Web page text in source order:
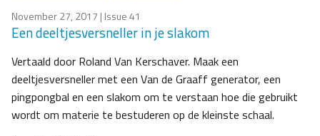
November 27, 2017 | Issue 41
Een deeltjesversneller in je slakom
Vertaald door Roland Van Kerschaver. Maak een
deeltjesversneller met een Van de Graaff generator, een
pingpongbal en een slakom om te verstaan hoe die gebruikt
wordt om materie te bestuderen op de kleinste schaal.